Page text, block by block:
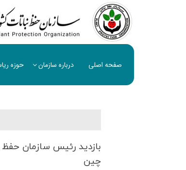
صفحه اصلی درباره سازمان حوزه
بازدید رئیس سازمان حفظ
چین